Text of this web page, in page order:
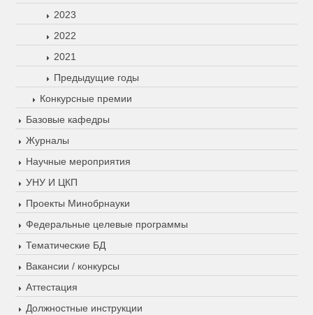
2023
2022
2021
Предыдущие годы
Конкурсные премии
Базовые кафедры
Журналы
Научные мероприятия
УНУ И ЦКП
Проекты Минобрнауки
Федеральные целевые программы
Тематические БД
Вакансии / конкурсы
Аттестация
Должностные инструкции